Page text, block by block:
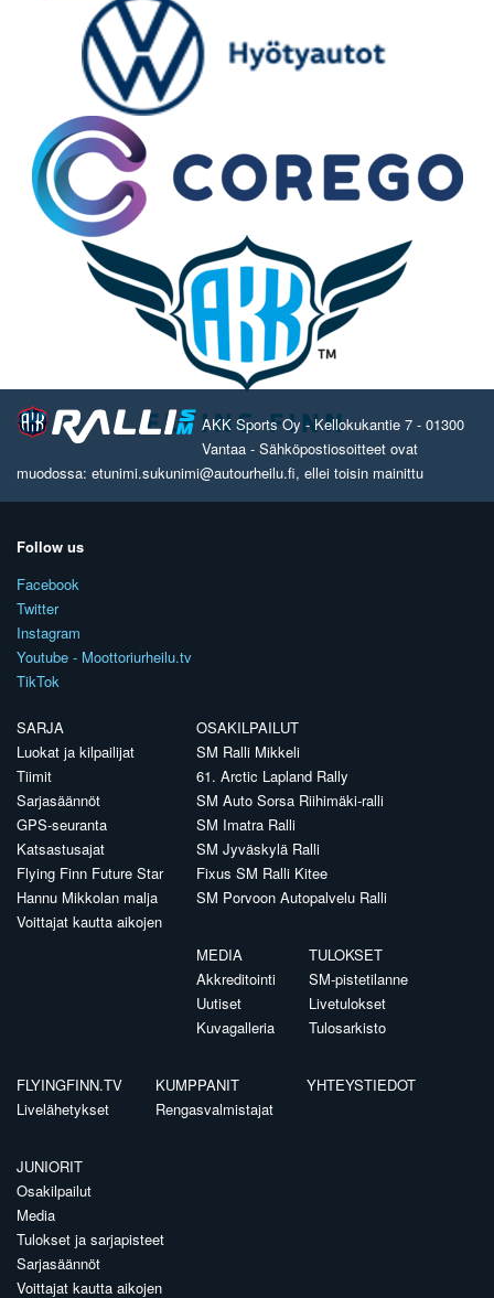
AKK Sports Oy - Kellokukantie 7 - 01300
Vantaa - Sähköpostiosoitteet ovat
muodossa: etunimi.sukunimi@autourheilu.fi, ellei toisin mainittu
Follow us
Facebook
Twitter
Instagram
Youtube - Moottoriurheilu.tv
TikTok
SARJA
Luokat ja kilpailijat
Tiimit
Sarjasäännöt
GPS-seuranta
Katsastusajat
Flying Finn Future Star
Hannu Mikkolan malja
Voittajat kautta aikojen
OSAKILPAILUT
SM Ralli Mikkeli
61. Arctic Lapland Rally
SM Auto Sorsa Riihimäki-ralli
SM Imatra Ralli
SM Jyväskylä Ralli
Fixus SM Ralli Kitee
SM Porvoon Autopalvelu Ralli
MEDIA
Akkreditointi
Uutiset
Kuvagalleria
TULOKSET
SM-pistetilanne
Livetulokset
Tulosarkisto
FLYINGFINN.TV
Livelähetykset
KUMPPANIT
Rengasvalmistajat
YHTEYSTIEDOT
JUNIORIT
Osakilpailut
Media
Tulokset ja sarjapisteet
Sarjasäännöt
Voittajat kautta aikojen